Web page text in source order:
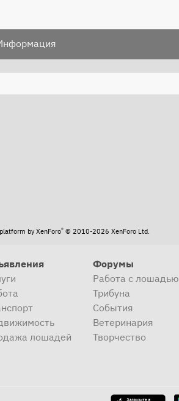
by XenForo® © 2010-2026 XenForo Ltd.
лошадей
Форумы
Работа с лошадью
Трибуна
События
Ветеринария
Творчество